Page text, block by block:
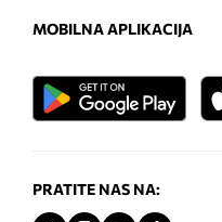
MOBILNA APLIKACIJA
PRATITE NAS NA: